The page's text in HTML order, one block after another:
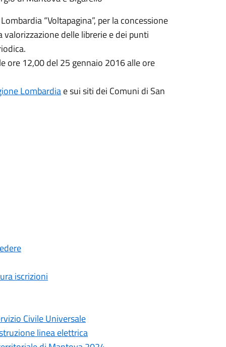
“Voltapagina”, per la concessione
delle librerie e dei punti
ore 12,00 del 25 gennaio 2016 alle ore
Lombardiae sui siti dei Comuni di San
iscrizioni
Civile Universale
linea elettrica